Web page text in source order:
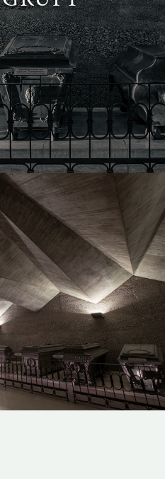
Faltwerk in
schmaler
besonderer Qualität."
in Österreich, 2021